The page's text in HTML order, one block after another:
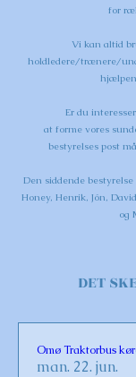
for
Vi kan altid
holdledere/trænere/
Er du
at forme vores
bestyrelses post
Den siddende
Honey, Henrik, Jón,
og
DET
Omø Traktorbus
man. 22. jun.